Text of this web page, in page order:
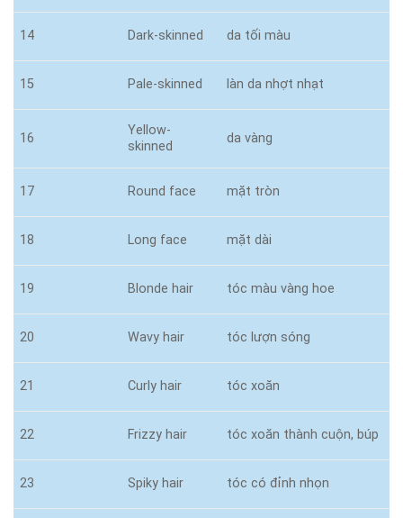
14 Dark-skinned da tối màu
15 Pale-skinned làn da nhợt nhạt
16
Yellow-
skinned
da vàng
17 Round face mặt tròn
18 Long face mặt dài
19 Blonde hair tóc màu vàng hoe
20 Wavy hair tóc lượn sóng
21 Curly hair tóc xoăn
22 Frizzy hair tóc xoăn thành cuộn, búp
23 Spiky hair tóc có đỉnh nhọn